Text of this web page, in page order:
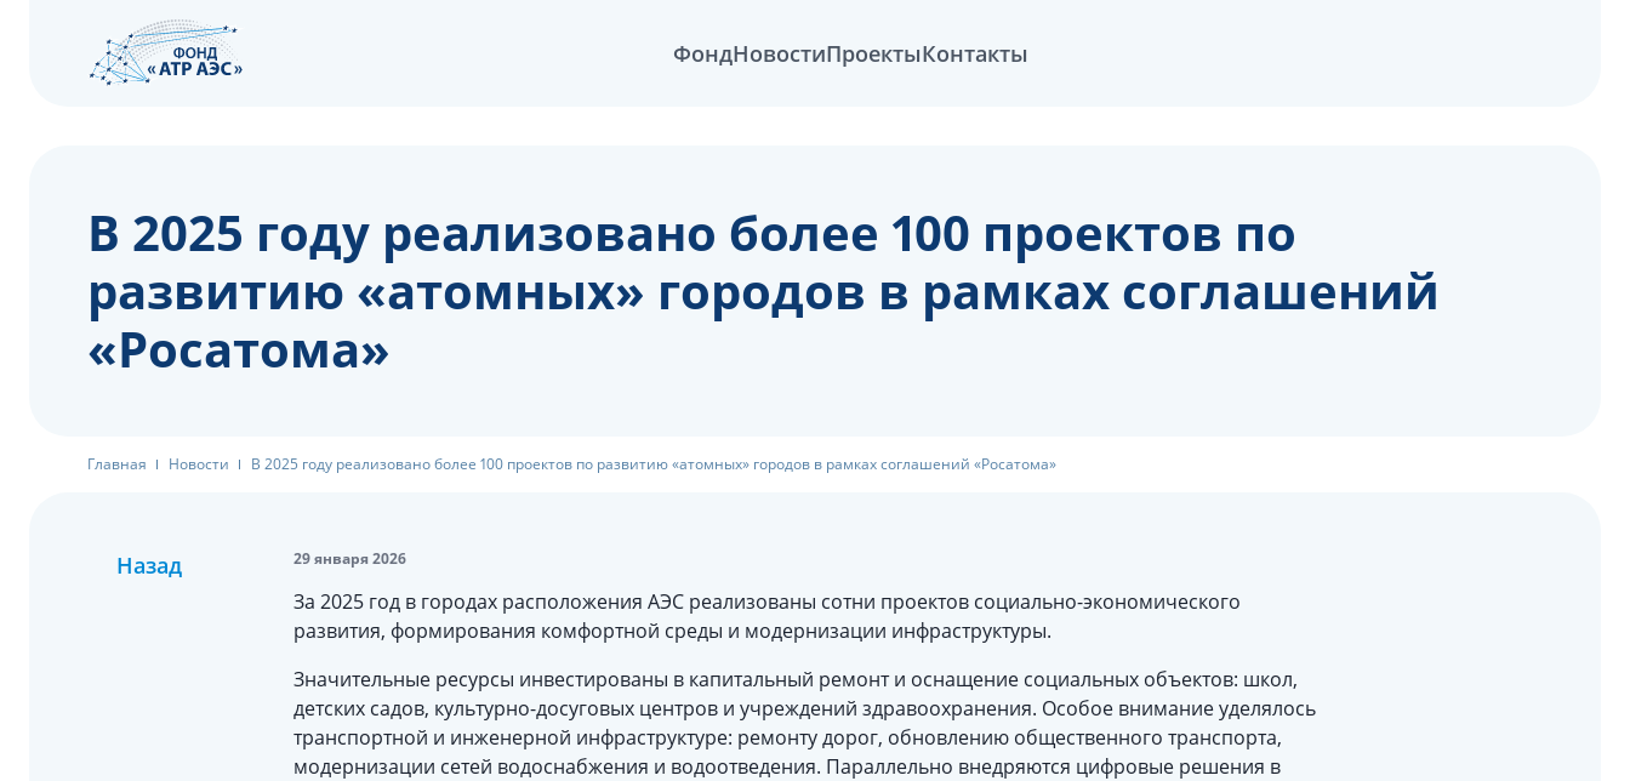
ФондНовостиПроектыКонтакты
В 2025 году реализовано более 100 проектов по
развитию «атомных» городов в рамках соглашений
«Росатома»
Главная Новости В 2025 году реализовано более 100 проектов по развитию «атомных» городов в рамках соглашений «Росатома»
Назад 29 января 2026
За 2025 год в городах расположения АЭС реализованы сотни проектов социально-экономического
развития, формирования комфортной среды и модернизации инфраструктуры.
Значительные ресурсы инвестированы в капитальный ремонт и оснащение социальных объектов: школ,
детских садов, культурно-досуговых центров и учреждений здравоохранения. Особое внимание уделялось
транспортной и инженерной инфраструктуре: ремонту дорог, обновлению общественного транспорта,
модернизации сетей водоснабжения и водоотведения. Параллельно внедряются цифровые решения в